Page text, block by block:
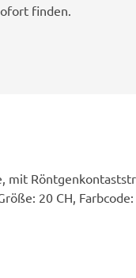
finden.
mit
20 CH, Farbcode: